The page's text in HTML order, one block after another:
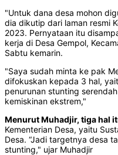
"Untuk dana desa mohon
dia dikutip dari laman resmi
2023. Pernyataan itu
kerja di Desa Gempol,
Sabtu kemarin.
"Saya sudah minta ke pak
difokuskan kepada 3 hal,
penurunan stunting
kemiskinan ekstrem,"
Menurut Muhadjir, tiga hal
Kementerian Desa, yaitu
Desa. “Jadi targetnya desa
stunting," ujar Muhadjir